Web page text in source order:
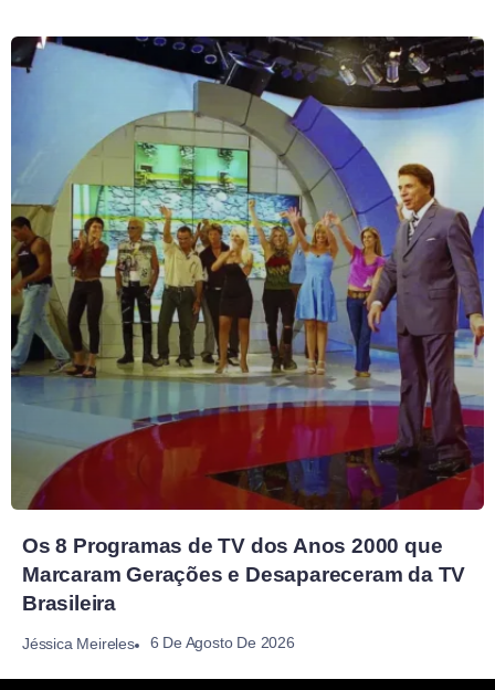
Os 8 Programas de TV dos Anos 2000 que
Marcaram Gerações e Desapareceram da TV
Brasileira
Jéssica Meireles 6 De Agosto De 2026